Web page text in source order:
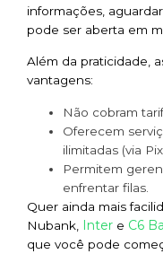
informações,
pode ser aberta em
Além da praticidade,
vantagens:
Não cobram
Oferecem
ilimitadas (via
Permitem
enfrentar filas.
Quer ainda mais
Nubank, Inter e C6
que você pode